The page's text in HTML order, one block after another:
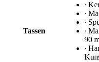
Tassen
∙
∙
∙
∙
90
∙